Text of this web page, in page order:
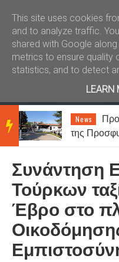
Καλώς
BRE
AKIN
NEW
News
της
Συνάντηση
Τούρκων
Έβρο στο
This site uses cookies
and to analyze traffic.
shared with Google
metrics to ensure quality
statistics, and to detect
LEARN